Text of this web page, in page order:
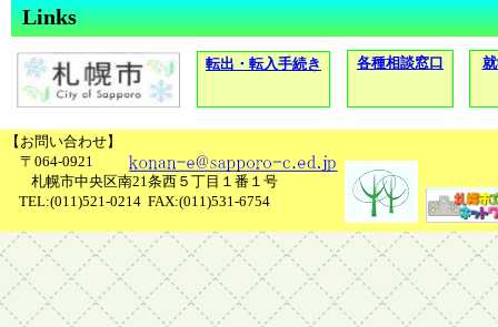
【研究大会が終わっても授業は続く】
明日から夏休みですが、子どもたちは学びに対して真剣で
間に出た課題に対して「解決したい。」という思いをもって
生懸命に頑張っていました。
Links
各種相談窓口
転出・転入手続き
【お問い合わせ】
〒064‐0921
札幌市中央区南21条西５丁目１番１号
TEL:(011)521‐0214 FAX:(011)531‐6754